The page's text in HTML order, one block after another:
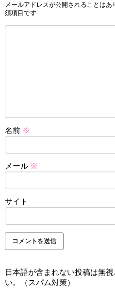
メールアドレスが公開されることはあ
須項目です
名前 ※
メール ※
サイト
日本語が含まれない投稿は無
い。（スパム対策）